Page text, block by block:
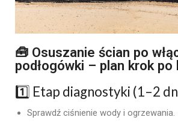
🧰 Osuszanie ścian po
podłogówki – plan krok po
1️⃣ Etap diagnostyki (1–2
Sprawdź ciśnienie wody i ogrzewania.